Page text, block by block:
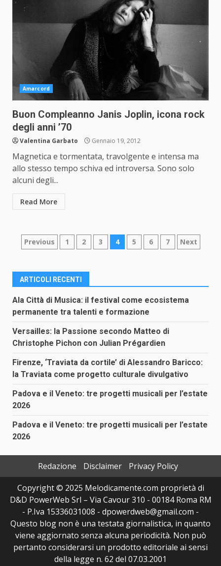
Amarcord
Buon Compleanno Janis Joplin, icona rock
degli anni ’70
Valentina Garbato Gennaio 19, 2012
Magnetica e tormentata, travolgente e intensa ma
allo stesso tempo schiva ed introversa. Sono solo
alcuni degli...
Read More
Paginazione
articoli
Previous 1 2 3 4 5 6 7 Next
ARTICOLI RECENTI
Ala Città di Musica: il festival come ecosistema
permanente tra talenti e formazione
Versailles: la Passione secondo Matteo di
Christophe Pichon con Julian Prégardien
Firenze, ‘Traviata da cortile’ di Alessandro Baricco:
la Traviata come progetto culturale divulgativo
Padova e il Veneto: tre progetti musicali per l’estate
2026
Padova e il Veneto: tre progetti musicali per l’estate
2026
Redazione Disclaimer
Privacy Policy
Copyright © 2025 Melodicamente.com proprietà di
D&D PowerWeb Srl – Via Cavour 310 - 00184 Roma RM
- P.Iva 15336031008 - dpowerdweb@gmail.com -
Questo blog non è una testata giornalistica, in quanto
viene aggiornato senza alcuna periodicità. Non può
pertanto considerarsi un prodotto editoriale ai sensi
della legge n. 62 del 07.03.2001